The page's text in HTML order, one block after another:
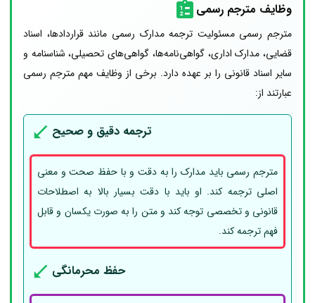
وظایف مترجم رسمی
مترجم رسمی مسئولیت ترجمه مدارک رسمی مانند قراردادها، اسناد
قضایی، مدارک اداری، گواهی‌نامه‌ها، گواهی‌های تحصیلی، شناسنامه و
سایر اسناد قانونی را بر عهده دارد. برخی از وظایف مهم مترجم رسمی
عبارتند از:
ترجمه دقیق و صحیح
مترجم رسمی باید مدارک را به دقت و با حفظ صحت و معنی
اصلی ترجمه کند. او باید با دقت بسیار بالا به اصطلاحات
قانونی و تخصصی توجه کند و متن را به صورت یکسان و قابل
فهم ترجمه کند.
حفظ محرمانگی